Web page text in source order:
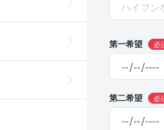
第一希望 必
第二希望 必